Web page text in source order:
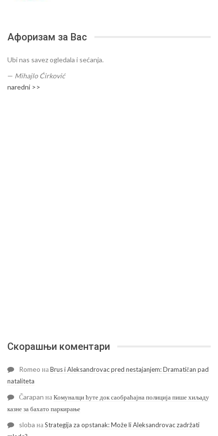
Афоризам за Вас
Ubi nas savez ogledala i sećanja.
— Mihajlo Ćirković
naredni >>
Скорашњи коментари
Romeo наBrus i Aleksandrovac pred nestajanjem: Dramatičan pad
nataliteta
Čarapan наКомуналци ћуте док саобраћајна полиција пише хиљаду
казне за бахато паркирање
sloba наStrategija za opstanak: Može li Aleksandrovac zadržati